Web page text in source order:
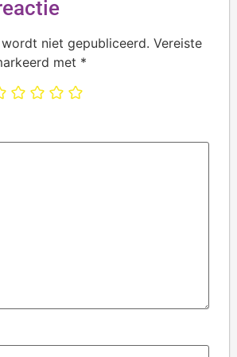
niet gepubliceerd. Vereiste
met *